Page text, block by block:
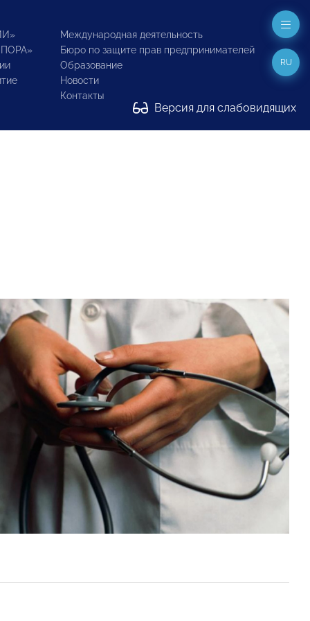
Международная деятельность
Бюро по защите прав предпринимателей
Образование
Новости
Контакты
Версия для слабовидящих
RU